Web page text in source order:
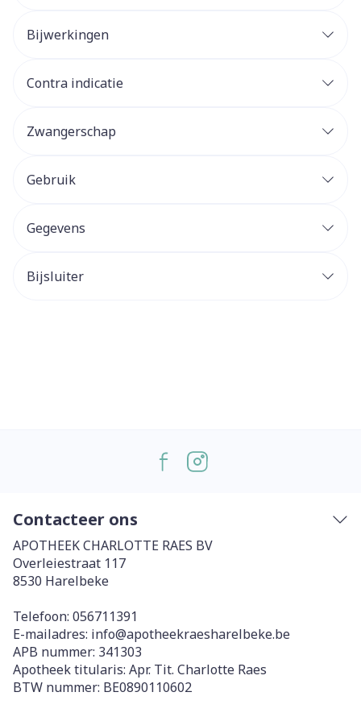
Bijwerkingen
Contra indicatie
Zwangerschap
Gebruik
Gegevens
Bijsluiter
Contacteer ons
APOTHEEK CHARLOTTE RAES BV
Overleiestraat 117
8530 Harelbeke
Telefoon: 056711391
E-mailadres: info@apotheekraesharelbeke.be
APB nummer: 341303
Apotheek titularis: Apr. Tit. Charlotte Raes
BTW nummer: BE0890110602